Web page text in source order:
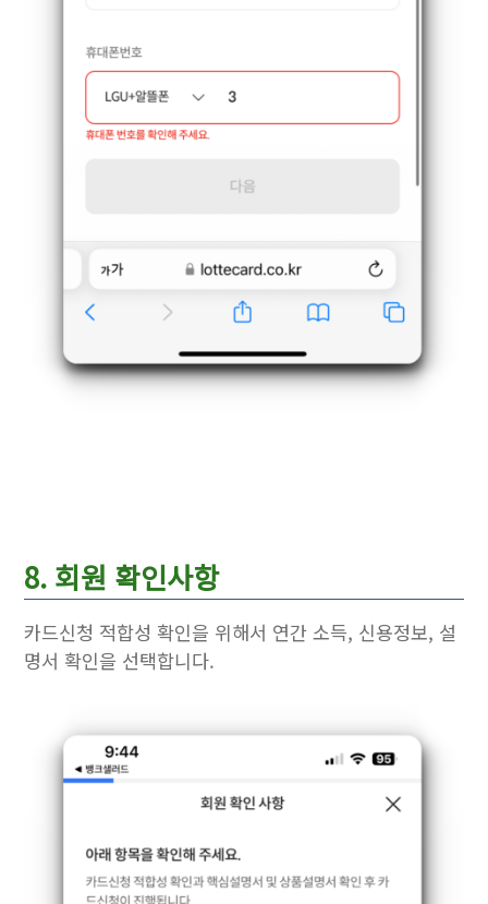
8. 회원 확인사항
카드신청 적합성 확인을 위해서 연간 소득, 신용정보, 설
명서 확인을 선택합니다.